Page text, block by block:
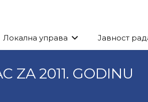
Локална управа Јавност
ZA 2011. GODINU